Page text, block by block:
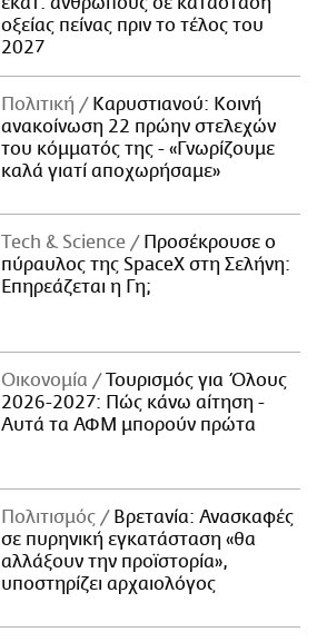
οξείας πείνας πριν το τέλος του
2027
Πολιτική
Καρυστιανού: Κοινή
ανακοίνωση 22 πρώην στελεχών
του κόμματός της - «Γνωρίζουμε
καλά γιατί αποχωρήσαμε»
Τech & Science
Προσέκρουσε ο
πύραυλος της SpaceX στη Σελήνη:
Επηρεάζεται η Γη;
Οικονομία
Τουρισμός για Όλους
2026-2027: Πώς κάνω αίτηση -
Αυτά τα ΑΦΜ μπορούν πρώτα
Πολιτισμός
Βρετανία: Ανασκαφές
σε πυρηνική εγκατάσταση «θα
αλλάξουν την προϊστορία»,
υποστηρίζει αρχαιολόγος